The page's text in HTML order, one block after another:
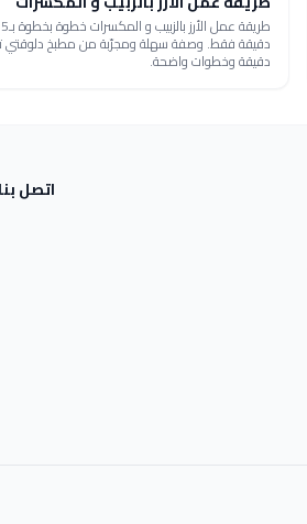
دقيقة وخطوات واضحة.
اتصل بنا